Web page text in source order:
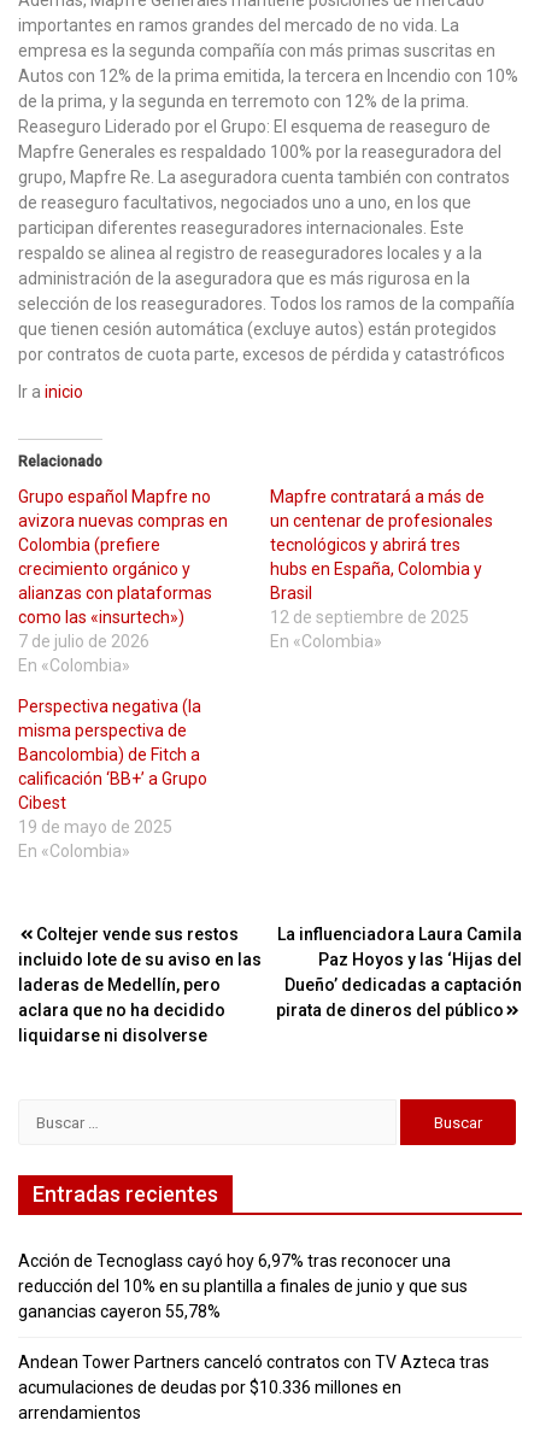
importantes en ramos grandes del mercado de no vida. La
empresa es la segunda compañía con más primas suscritas en
Autos con 12% de la prima emitida, la tercera en Incendio con 10%
de la prima, y la segunda en terremoto con 12% de la prima.
Reaseguro Liderado por el Grupo: El esquema de reaseguro de
Mapfre Generales es respaldado 100% por la reaseguradora del
grupo, Mapfre Re. La aseguradora cuenta también con contratos
de reaseguro facultativos, negociados uno a uno, en los que
participan diferentes reaseguradores internacionales. Este
respaldo se alinea al registro de reaseguradores locales y a la
administración de la aseguradora que es más rigurosa en la
selección de los reaseguradores. Todos los ramos de la compañía
que tienen cesión automática (excluye autos) están protegidos
por contratos de cuota parte, excesos de pérdida y catastróficos
Ir a inicio
Relacionado
Grupo español Mapfre no
avizora nuevas compras en
Colombia (prefiere
crecimiento orgánico y
alianzas con plataformas
como las «insurtech»)
7 de julio de 2026
En «Colombia»
Mapfre contratará a más de
un centenar de profesionales
tecnológicos y abrirá tres
hubs en España, Colombia y
Brasil
12 de septiembre de 2025
En «Colombia»
Perspectiva negativa (la
misma perspectiva de
Bancolombia) de Fitch a
calificación ‘BB+’ a Grupo
Cibest
19 de mayo de 2025
En «Colombia»
Navegación
de
entradas
Coltejer vende sus restos
incluido lote de su aviso en las
laderas de Medellín, pero
aclara que no ha decidido
liquidarse ni disolverse
La influenciadora Laura Camila
Paz Hoyos y las ‘Hijas del
Dueño’ dedicadas a captación
pirata de dineros del público
Entradas recientes
Acción de Tecnoglass cayó hoy 6,97% tras reconocer una
reducción del 10% en su plantilla a finales de junio y que sus
ganancias cayeron 55,78%
Andean Tower Partners canceló contratos con TV Azteca tras
acumulaciones de deudas por $10.336 millones en
arrendamientos